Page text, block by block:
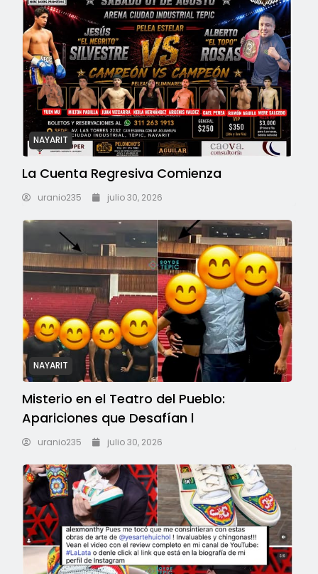
NAYARIT
La Cuenta Regresiva Comienza
uranio235 julio 30, 2026
NAYARIT
Misterio en el Teatro del Pueblo:
Apariciones que Desafían l
uranio235 julio 30, 2026